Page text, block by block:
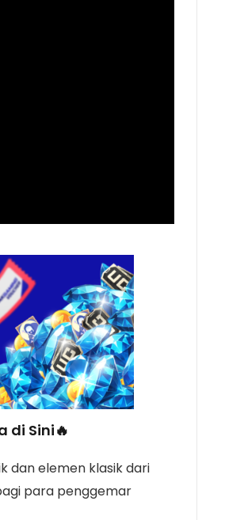
di Sini🔥
dan elemen klasik dari
para penggemar